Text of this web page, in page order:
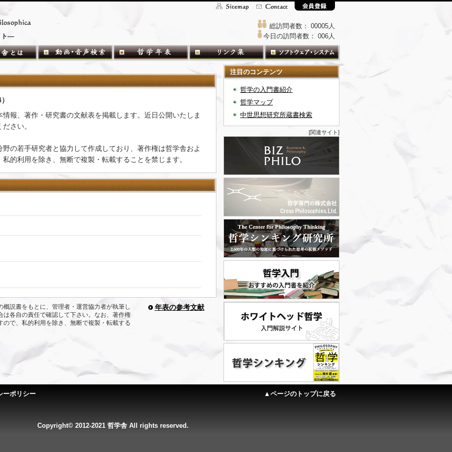
ト―
総訪問者数： 00005人
今日の訪問者数： 006人
報、著作・研究書の文献表を掲載します。近日公開いたしま
さい。
の若手研究者と協力して作成しており、著作権は哲学舎およ
的利用を除き、無断で複製・転載することを禁じます。
説書をもとに、管理者・運営協力者が執筆し
各自の責任で確認して下さい。なお、著作権
で、私的利用を除き、無断で複製・転載する
年表の参考文献
注目のコンテンツ
哲学の入門書紹介
哲学マップ
中世思想研究所蔵書検索
[関連サイト]
ーポリシー ▲ページのトップに戻る
Copyright© 2012-2021 哲学舎 All rights reserved.